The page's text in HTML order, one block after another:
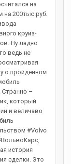
на
на 200тыс.руб.
круиз-
Ну ладно
ведь не
о пройденном
Странно –
который
и величаво
#Volvo
история
сделки. Это